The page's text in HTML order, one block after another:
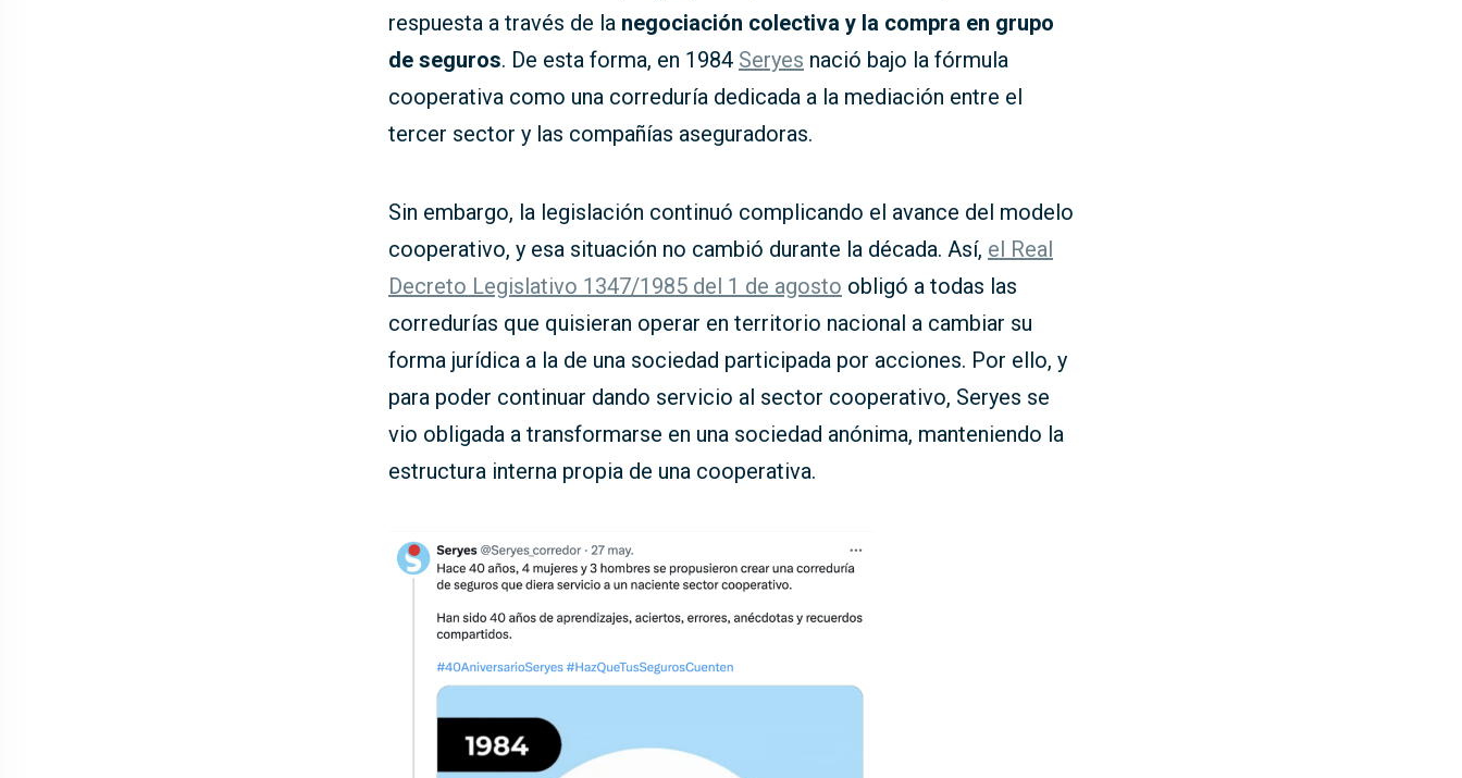
respuesta a través de la negociación colectiva y la compra en grupo
de seguros. De esta forma, en 1984 Seryes nació bajo la fórmula
cooperativa como una correduría dedicada a la mediación entre el
tercer sector y las compañías aseguradoras.
Sin embargo, la legislación continuó complicando el avance del modelo
cooperativo, y esa situación no cambió durante la década. Así, el Real
Decreto Legislativo 1347/1985 del 1 de agosto obligó a todas las
corredurías que quisieran operar en territorio nacional a cambiar su
forma jurídica a la de una sociedad participada por acciones. Por ello, y
para poder continuar dando servicio al sector cooperativo, Seryes se
vio obligada a transformarse en una sociedad anónima, manteniendo la
estructura interna propia de una cooperativa.